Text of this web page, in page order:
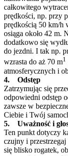
całkowitego
prędkości, np. przy
prędkością 50 km/h
osiąga około 42 m.
dodatkowo się
do jezdni. I tak np.
wzrasta do aż 70 m1
atmosferycznych i
4. Odstęp
Zatrzymując się
odpowiedni odstęp
zawsze w
Ciebie i Twój
5. Uważność i
Ten punkt dotyczy
czujny i
się blisko rogatek,